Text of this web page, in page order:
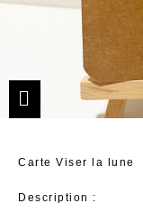
Carte Viser la lune
Description :